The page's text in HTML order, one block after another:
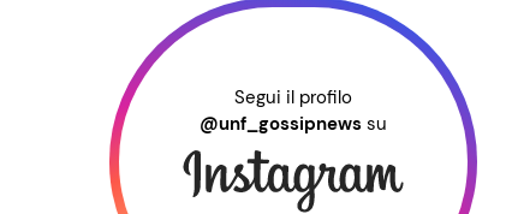
Segui il profilo
@unf_gossipnews su